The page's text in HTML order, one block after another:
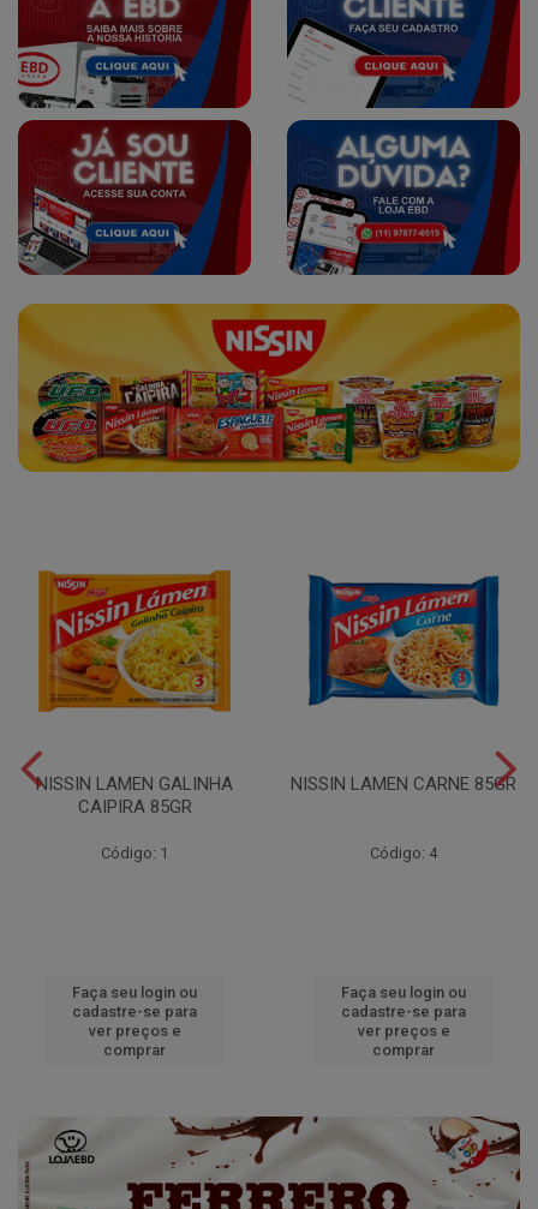
NISSIN LAMEN GALINHA
CAIPIRA 85GR
Código: 1
Faça seu login ou
cadastre-se para
ver preços e
comprar
NISSIN LAMEN CARNE 85GR
Código: 4
Faça seu login ou
cadastre-se para
ver preços e
comprar